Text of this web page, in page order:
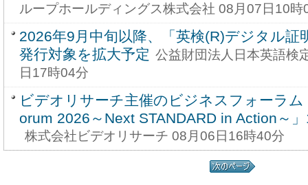
ループホールディングス株式会社 08月07日10時
2026年9月中旬以降、「英検(R)デジタル証
発行対象を拡大予定 公益財団法人日本英語検
日17時04分
ビデオリサーチ主催のビジネスフォーラ
orum 2026～Next STANDARD in Action～
株式会社ビデオリサーチ 08月06日16時40分